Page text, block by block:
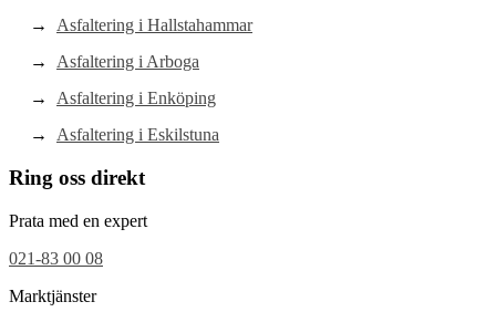
Asfaltering i Hallstahammar
Asfaltering i Arboga
Asfaltering i Enköping
Asfaltering i Eskilstuna
Ring oss direkt
Prata med en expert
021-83 00 08
Marktjänster